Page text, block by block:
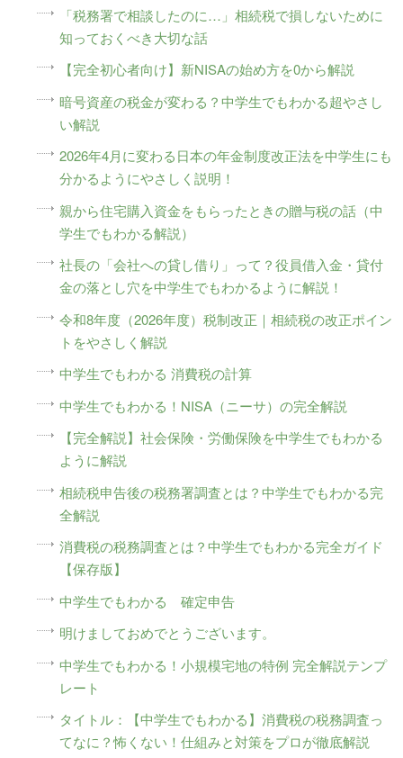
「税務署で相談したのに…」相続税で損しないために
知っておくべき大切な話
【完全初心者向け】新NISAの始め方を0から解説
暗号資産の税金が変わる？中学生でもわかる超やさし
い解説
2026年4月に変わる日本の年金制度改正法を中学生にも
分かるようにやさしく説明！
親から住宅購入資金をもらったときの贈与税の話（中
学生でもわかる解説）
社長の「会社への貸し借り」って？役員借入金・貸付
金の落とし穴を中学生でもわかるように解説！
令和8年度（2026年度）税制改正｜相続税の改正ポイン
トをやさしく解説
中学生でもわかる 消費税の計算
中学生でもわかる！NISA（ニーサ）の完全解説
【完全解説】社会保険・労働保険を中学生でもわかる
ように解説
相続税申告後の税務署調査とは？中学生でもわかる完
全解説
消費税の税務調査とは？中学生でもわかる完全ガイド
【保存版】
中学生でもわかる 確定申告
明けましておめでとうございます。
中学生でもわかる！小規模宅地の特例 完全解説テンプ
レート
タイトル：【中学生でもわかる】消費税の税務調査っ
てなに？怖くない！仕組みと対策をプロが徹底解説